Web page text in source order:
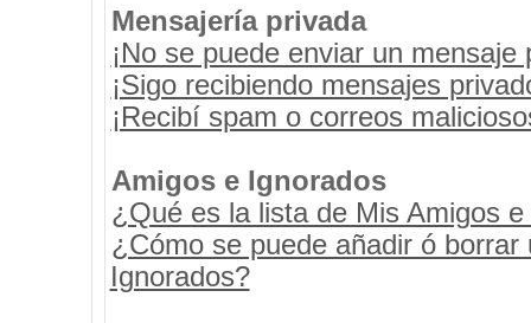
Mensajería privada
¡No se puede enviar un mensaje
¡Sigo recibiendo mensajes
¡Recibí spam o correos
Amigos e Ignorados
¿Qué es la lista de Mis Amigos
¿Cómo se puede añadir ó
Ignorados?